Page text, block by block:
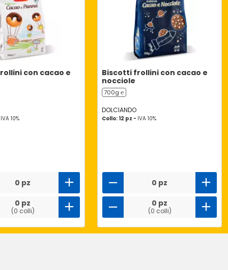
con cacao e
IVA 10%
0 pz
0 pz
(0 colli)
Biscotti frollini con cacao e
nocciole
700g ℮
DOLCIANDO
Collo: 12 pz - IVA 10%
0 pz
0 pz
(0 colli)